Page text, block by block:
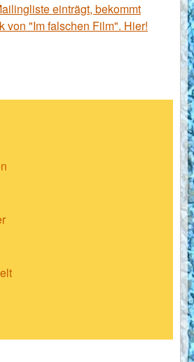
einträgt, bekommt
von "Im falschen Film". Hier!